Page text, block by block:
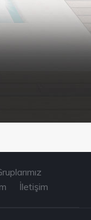
İletişim